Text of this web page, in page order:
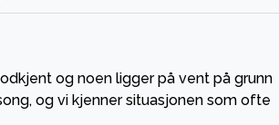
og noen ligger på vent på grunn
og vi kjenner situasjonen som ofte